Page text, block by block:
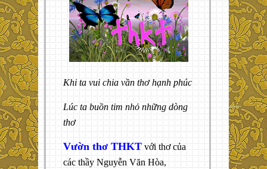
Khi ta vui chia vần thơ hạnh phúc
Lúc ta buồn tim nhỏ những dòng
thơ
Vườn thơ THKT với thơ của
các thầy Nguyễn Văn Hòa,